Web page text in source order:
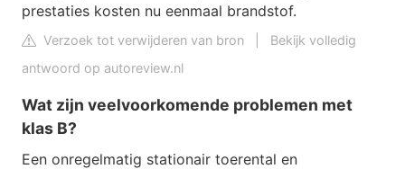
prestaties kosten nu eenmaal brandstof.
Verzoek tot verwijderen van bron
Bekijk volledig
antwoord op autoreview.nl
Wat zijn veelvoorkomende problemen met
klas B?
Een onregelmatig stationair toerental en